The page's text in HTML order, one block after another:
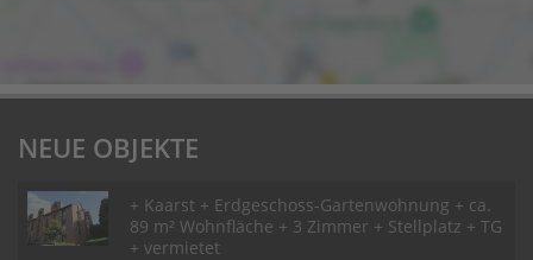
NEUE OBJEKTE
+ Kaarst + Erdgeschoss-Gartenwohnung + ca.
89 m² Wohnfläche + 3 Zimmer + Stellplatz + TG
+ vermietet